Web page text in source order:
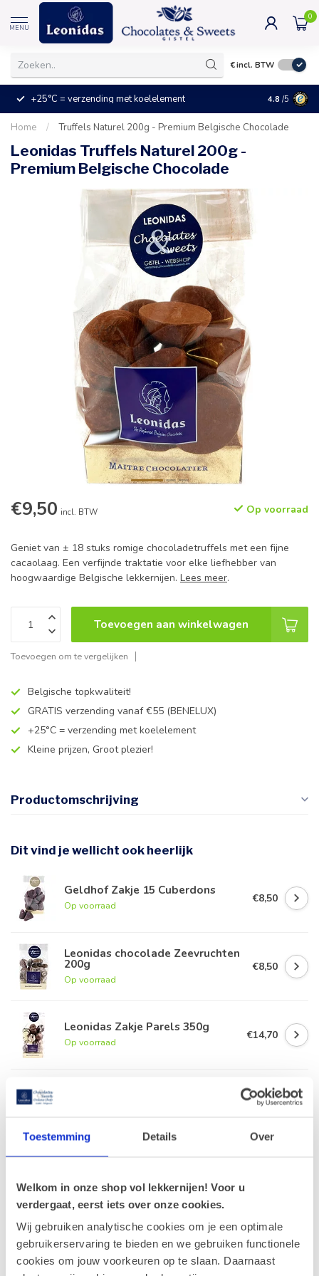
Toestemming Details Over
Welkom in onze shop vol lekkernijen! Voor u
verdergaat, eerst iets over onze cookies.
Wij gebruiken analytische cookies om je een optimale
gebruikerservaring te bieden en we gebruiken functionele
cookies om jouw voorkeuren op te slaan. Daarnaast
MENU
0
€incl. BTW
+25°C = verzending met koelelement Kleine
4.8 /5
Home / Truffels Naturel 200g - Premium Belgische Chocolade
Leonidas Truffels Naturel 200g -
Premium Belgische Chocolade
€9,50 incl. BTW Op voorraad
Geniet van ± 18 stuks romige chocoladetruffels met een fijne
cacaolaag. Een verfijnde traktatie voor elke liefhebber van
hoogwaardige Belgische lekkernijen. Lees meer.
Toevoegen aan winkelwagen
Toevoegen om te vergelijken
Belgische topkwaliteit!
GRATIS verzending vanaf €55 (BENELUX)
+25°C = verzending met koelelement
Kleine prijzen, Groot plezier!
Productomschrijving
Dit vind je wellicht ook heerlijk
Geldhof Zakje 15 Cuberdons
Op voorraad
€8,50
Leonidas chocolade Zeevruchten
200g
Op voorraad
€8,50
Leonidas Zakje Parels 350g
Op voorraad
€14,70
€8,30
Leonidas Reep Puur - Praliné
Op voorraad
Recent bekeken